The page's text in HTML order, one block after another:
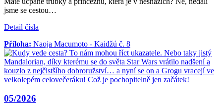
jsme se cestou…
Detail čísla
Příloha: Naoja Macumoto - Kaidžú č. 8
05/2026